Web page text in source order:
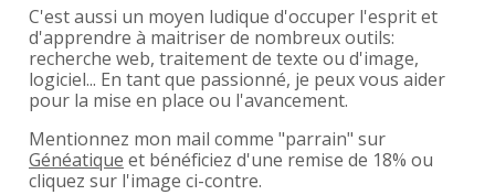
C'est aussi un moyen ludique d'occuper l'esprit et
d'apprendre à maitriser de nombreux outils:
recherche web, traitement de texte ou d'image,
logiciel... En tant que passionné, je peux vous aider
pour la mise en place ou l'avancement.
Mentionnez mon mail comme "parrain" sur
Généatique et bénéficiez d'une remise de 18% ou
cliquez sur l'image ci-contre.